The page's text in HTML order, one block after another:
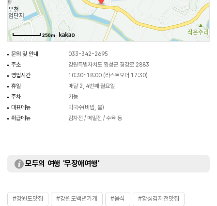
250m
문의 및 안내
033-342-2695
주소
강원특별자치도 횡성군 경강로 2883
영업시간
10:30~18:00 (라스트오더 17:30)
휴일
매달 2, 4번째 월요일
주차
가능
대표메뉴
막국수(비빔, 물)
취급메뉴
감자전 / 메밀전 / 수육 등
모두의 여행 '무장애여행'
#강원도맛집 #강원도백년가게 #음식 #황성감자전맛집